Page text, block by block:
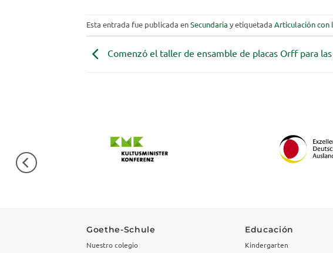
Esta entrada fue publicada enSecundaria y etiquetada Articulación con
Comenzó el taller de ensamble de placas Orff para las
Goethe-Schule
Nuestro colegio
Educación
Kindergarten